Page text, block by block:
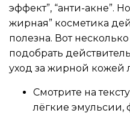
эффект”, “анти-акне”.
жирная” косметика
полезна. Вот
подобрать
уход за жирной кожей
Смотрите на
лёгкие эмульсии,